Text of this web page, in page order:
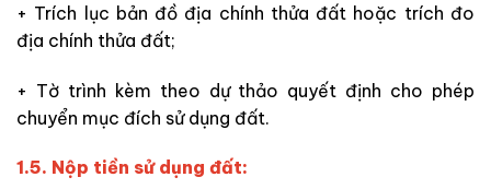
+ Trích lục bản đồ địa chính thửa đất hoặc trích đo
địa chính thửa đất;
+ Tờ trình kèm theo dự thảo quyết định cho phép
chuyển mục đích sử dụng đất.
1.5. Nộp tiền sử dụng đất: